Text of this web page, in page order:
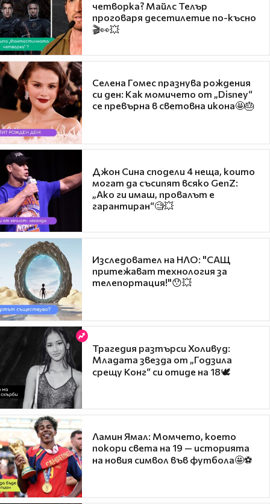
четворка? Майлс Телър
проговаря десетилетие по-късно
🎬👀💥
Селена Гомес празнува рождения
си ден: Как момичето от „Disney“
се превърна в световна икона🤩🎂
Джон Сина сподели 4 неща, които
могат да съсипят всяко GenZ:
„Ако ги имаш, провалът е
гарантиран“🧐💥
Изследовател на НЛО: "САЩ
притежават технология за
телепортация!"😯💥
Трагедия разтърси Холивуд:
Младата звезда от „Годзила
срещу Конг“ си отиде на 18🕊️
Ламин Ямал: Момчето, което
покори света на 19 — историята
на новия символ във футбола🤩⚽